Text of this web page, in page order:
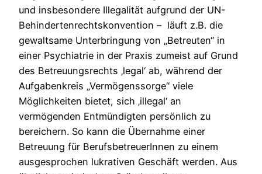
und insbesondere Illegalität aufgrund der UN-
Behindertenrechtskonvention – läuft z.B. die
gewaltsame Unterbringung von „Betreuten“ in
einer Psychiatrie in der Praxis zumeist auf Grund
des Betreuungsrechts ‚legal‘ ab, während der
Aufgabenkreis „Vermögenssorge“ viele
Möglichkeiten bietet, sich ‚illegal‘ an
vermögenden Entmündigten persönlich zu
bereichern. So kann die Übernahme einer
Betreuung für BerufsbetreuerInnen zu einem
ausgesprochen lukrativen Geschäft werden. Aus